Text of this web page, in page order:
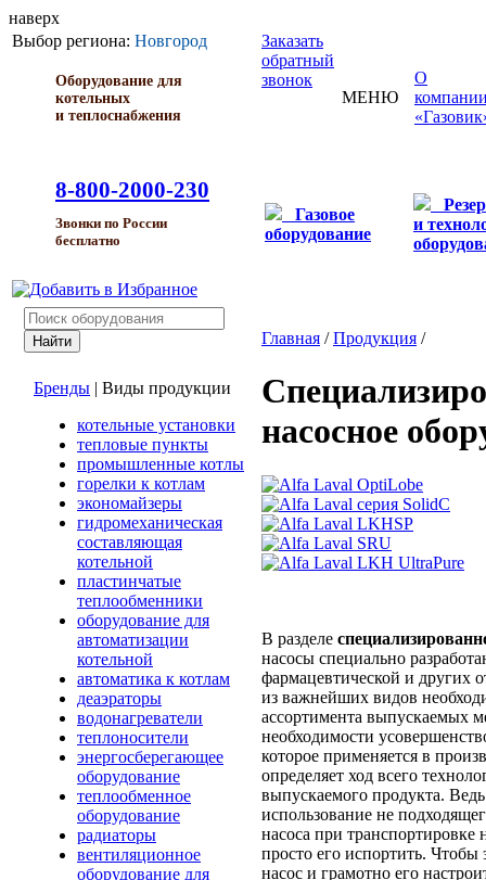
наверх
Выбор региона: Новгород
Оборудование для
котельных
и теплоснабжения
8-800-2000-230
Звонки по России
бесплатно
Заказать
обратный
звонок
МЕНЮ
О
Газовое
оборудование
и
Бренды | Виды продукции
котельные установки
тепловые пункты
промышленные котлы
горелки к котлам
экономайзеры
гидромеханическая
составляющая
котельной
пластинчатые
теплообменники
оборудование для
автоматизации
котельной
автоматика к котлам
деаэраторы
водонагреватели
теплоносители
энергосберегающее
оборудование
теплообменное
оборудование
радиаторы
вентиляционное
оборудование для
Главная /Продукция /
насосное
В разделе
насосы специально
фармацевтической и других
из важнейших видов
ассортимента выпускаемых
необходимости
которое применяется в
определяет ход всего
выпускаемого продукта.
использование не
насоса при транспортировке
просто его испортить.
насос и грамотно его